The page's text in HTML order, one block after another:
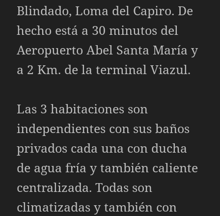
Blindado, Loma del Capiro. De
hecho está a 30 minutos del
Aeropuerto Abel Santa María y
a 2 Km. de la terminal Viazul.
Las 3 habitaciones son
independientes con sus baños
privados cada una con ducha
de agua fría y también caliente
centralizada. Todas son
climatizadas y también con